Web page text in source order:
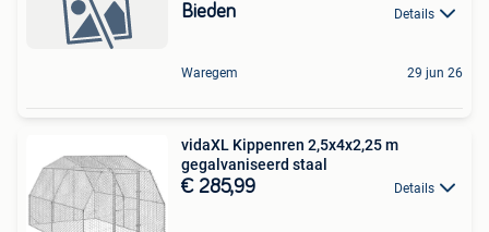
Bieden Details
Waregem 29 jun 26
vidaXL Kippenren 2,5x4x2,25 m
gegalvaniseerd staal
€ 285,99 Details